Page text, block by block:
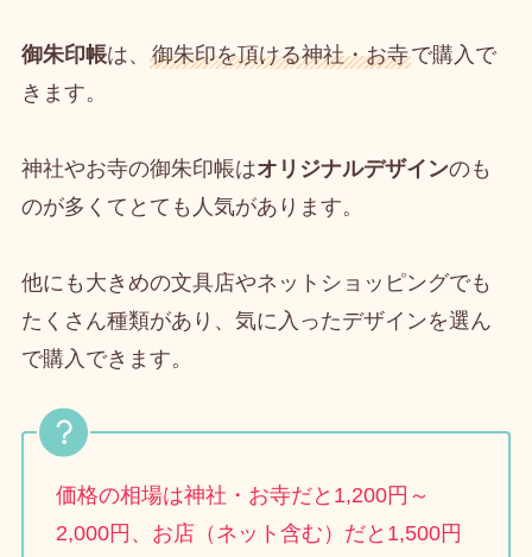
御朱印帳は、 御朱印を頂ける神社・お寺で購入で
きます。
神社やお寺の御朱印帳はオリジナルデザインのも
のが多くてとても人気があります。
他にも大きめの文具店やネットショッピングでも
たくさん種類があり、気に入ったデザインを選ん
で購入できます。
価格の相場は神社・お寺だと1,200円～
2,000円、お店（ネット含む）だと1,500円